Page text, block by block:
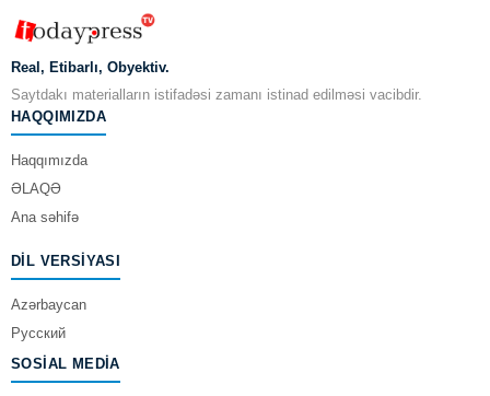
Real, Etibarlı, Obyektiv.
Saytdakı materialların istifadəsi zamanı istinad edilməsi vacibdir.
HAQQIMIZDA
Haqqımızda
ƏLAQƏ
Ana səhifə
DIL VERSIYASI
Azərbaycan
Русский
SOSIAL MEDIA